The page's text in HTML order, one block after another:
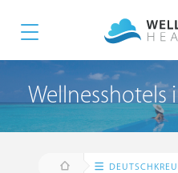
Wellnesshotels